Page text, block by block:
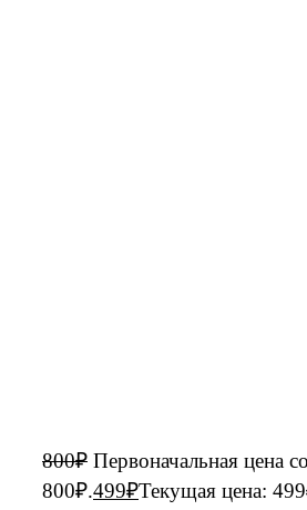
800₽ Первоначальная цена
800₽.499₽Текущая цена: